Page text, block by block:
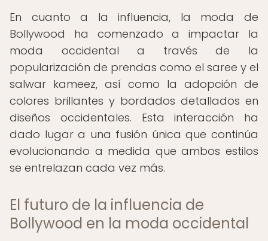
En cuanto a la influencia, la moda de
Bollywood ha comenzado a impactar la
moda occidental a través de la
popularización de prendas como el saree y el
salwar kameez, así como la adopción de
colores brillantes y bordados detallados en
diseños occidentales. Esta interacción ha
dado lugar a una fusión única que continúa
evolucionando a medida que ambos estilos
se entrelazan cada vez más.
El futuro de la influencia de
Bollywood en la moda occidental